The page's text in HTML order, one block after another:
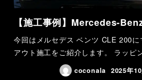
【施工事例】Mercedes-
今回はメルセデス ベンツ CLE 200に
アウト施工をご紹介します。 ラッ
coconala 2025年